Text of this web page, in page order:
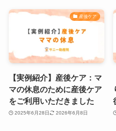
産後ケア
【実例紹介】産後ケア：マ
マの休息のために産後ケア
をご利用いただきました
2025年6月28日 2026年6月8日